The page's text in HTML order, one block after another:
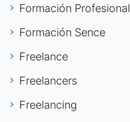
Formación Profesional
Formación Sence
Freelance
Freelancers
Freelancing